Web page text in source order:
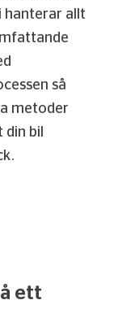
hanterar allt
så
metoder
bil
ett